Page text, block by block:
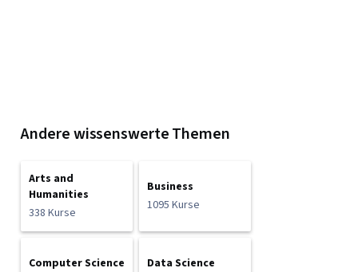
Andere wissenswerte Themen
Arts and
Humanities
338 Kurse
Business
1095 Kurse
Computer Science
Data Science